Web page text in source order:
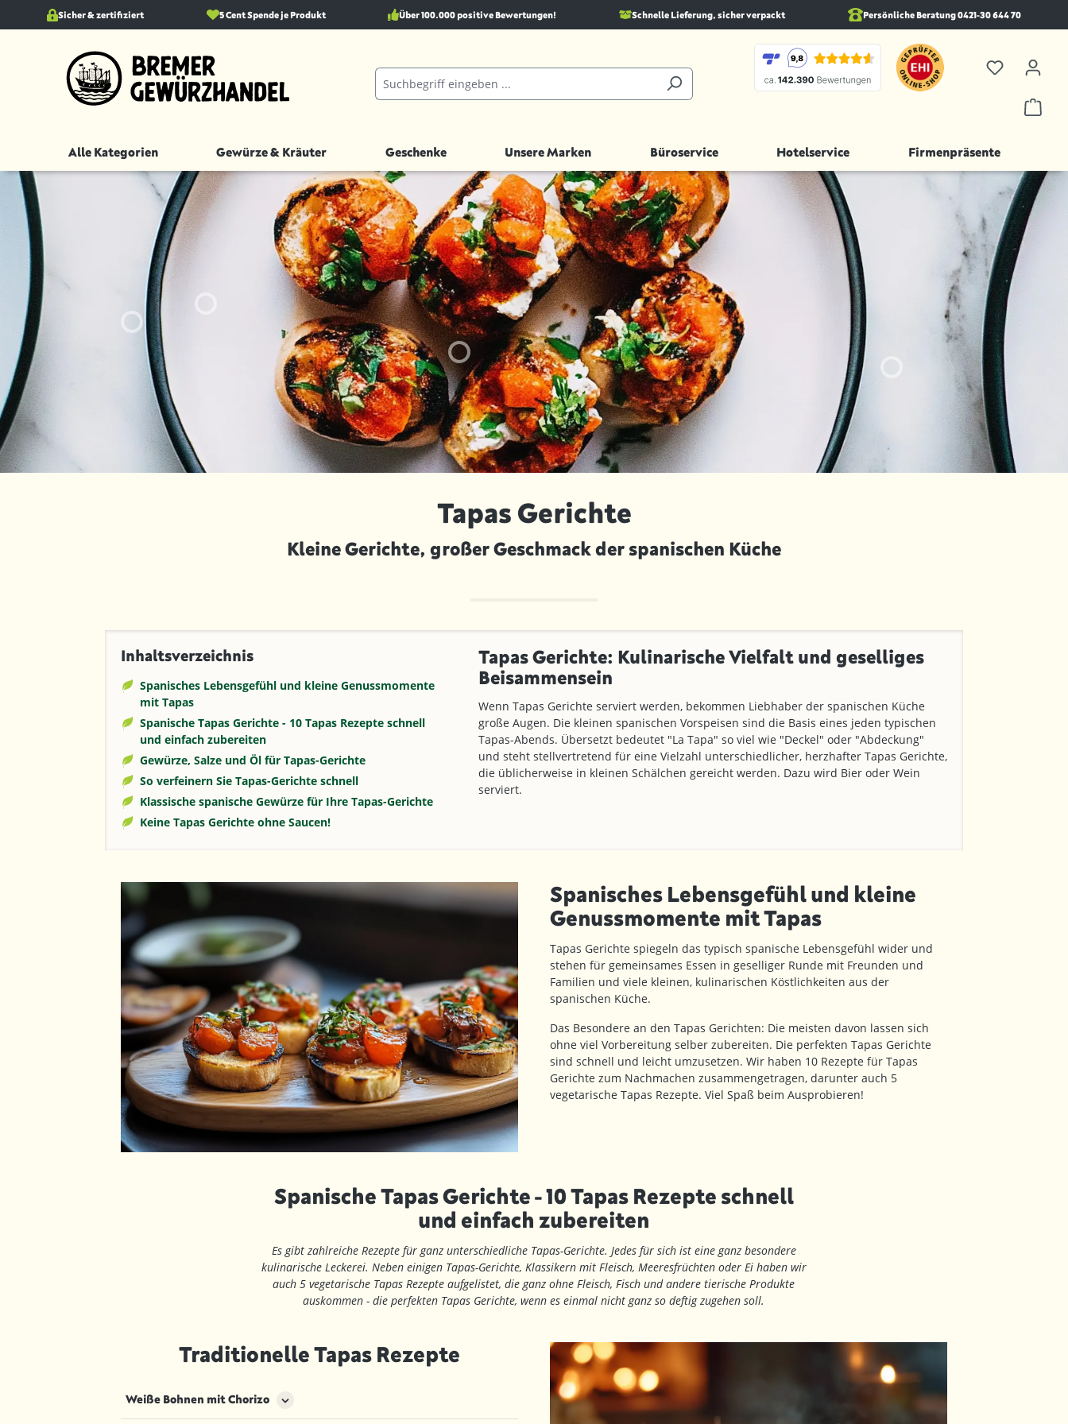
Zur Hauptnavigation springen
Sicher & zertifiziert 5 Cent Spende je Produkt Über 100.000 positive Bewertungen! Schnelle Lieferung, sicher verpackt Persönliche Beratung 0421-30 644 70
Alle Kategorien Gewürze & Kräuter Geschenke Unsere Marken Büroservice Hotelservice Firmenpräsente
Tapas Gerichte
Kleine Gerichte, großer Geschmack der spanischen Küche
Tapas Gerichte: Kulinarische Vielfalt und geselliges
Beisammensein
Wenn Tapas Gerichte serviert werden, bekommen Liebhaber der spanischen Küche
große Augen. Die kleinen spanischen Vorspeisen sind die Basis eines jeden typischen
Tapas-Abends. Übersetzt bedeutet "La Tapa" so viel wie "Deckel" oder "Abdeckung"
und steht stellvertretend für eine Vielzahl unterschiedlicher, herzhafter Tapas Gerichte,
die üblicherweise in kleinen Schälchen gereicht werden. Dazu wird Bier oder Wein
serviert.
Inhaltsverzeichnis
Spanisches Lebensgefühl und kleine Genussmomente
mit Tapas
Spanische Tapas Gerichte - 10 Tapas Rezepte schnell
und einfach zubereiten
Gewürze, Salze und Öl für Tapas-Gerichte
So verfeinern Sie Tapas-Gerichte schnell
Klassische spanische Gewürze für Ihre Tapas-Gerichte
Keine Tapas Gerichte ohne Saucen!
Spanisches Lebensgefühl und kleine
Genussmomente mit Tapas
Tapas Gerichte spiegeln das typisch spanische Lebensgefühl wider und
stehen für gemeinsames Essen in geselliger Runde mit Freunden und
Familien und viele kleinen, kulinarischen Köstlichkeiten aus der
spanischen Küche.
Das Besondere an den Tapas Gerichten: Die meisten davon lassen sich
ohne viel Vorbereitung selber zubereiten. Die perfekten Tapas Gerichte
sind schnell und leicht umzusetzen. Wir haben 10 Rezepte für Tapas
Gerichte zum Nachmachen zusammengetragen, darunter auch 5
vegetarische Tapas Rezepte. Viel Spaß beim Ausprobieren!
Spanische Tapas Gerichte - 10 Tapas Rezepte schnell
und einfach zubereiten
Es gibt zahlreiche Rezepte für ganz unterschiedliche Tapas-Gerichte. Jedes für sich ist eine ganz besondere
kulinarische Leckerei. Neben einigen Tapas-Gerichte, Klassikern mit Fleisch, Meeresfrüchten oder Ei haben wir
auch 5 vegetarische Tapas Rezepte aufgelistet, die ganz ohne Fleisch, Fisch und andere tierische Produkte
auskommen - die perfekten Tapas Gerichte, wenn es einmal nicht ganz so deftig zugehen soll.
Traditionelle Tapas Rezepte
Weiße Bohnen mit Chorizo